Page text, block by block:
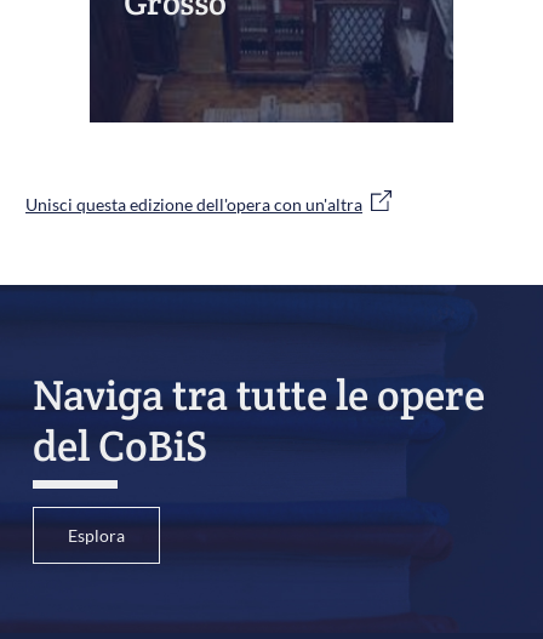
Unisci questa edizione dell'opera con un'altra
Naviga tra tutte le opere
del CoBiS
Esplora